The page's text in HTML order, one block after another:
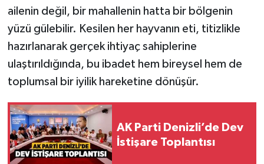
ailenin değil, bir mahallenin hatta bir bölgenin
yüzü gülebilir. Kesilen her hayvanın eti, titizlikle
hazırlanarak gerçek ihtiyaç sahiplerine
ulaştırıldığında, bu ibadet hem bireysel hem de
toplumsal bir iyilik hareketine dönüşür.
AK Parti Denizli’de Dev
İstişare Toplantısı